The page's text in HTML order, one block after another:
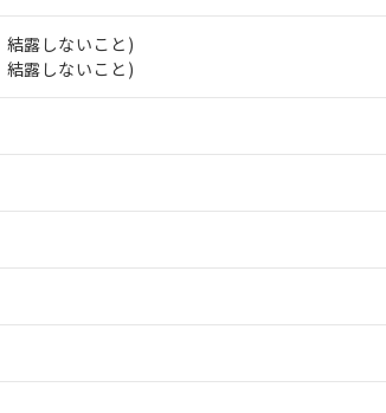
露しないこと)
露しないこと)